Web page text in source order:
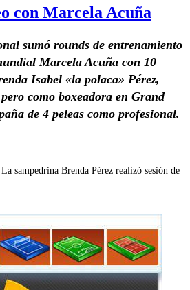
con Marcela Acuña
sumó rounds de entrenamiento
Marcela Acuña con 10
Isabel «la polaca» Pérez,
como boxeadora en Grand
de 4 peleas como profesional.
sampedrina Brenda Pérez realizó sesión de